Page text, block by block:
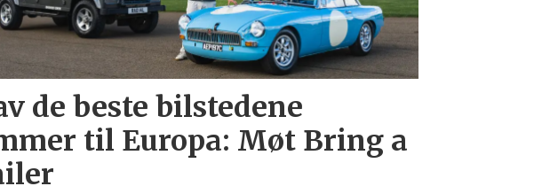
de beste bilstedene
til Europa: Møt Bring a